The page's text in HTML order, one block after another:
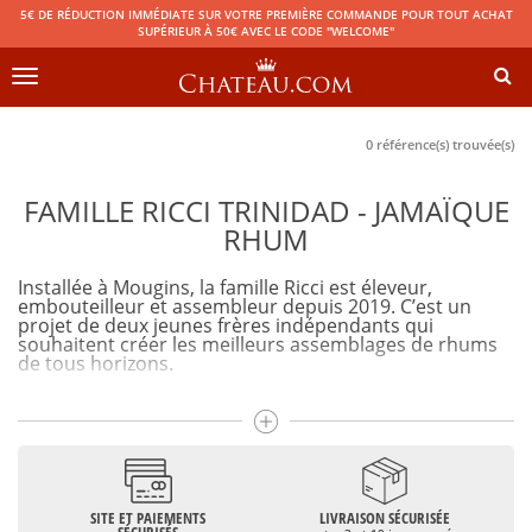
5€ DE RÉDUCTION IMMÉDIATE SUR VOTRE PREMIÈRE COMMANDE POUR TOUT ACHAT
SUPÉRIEUR À 50€ AVEC LE CODE "WELCOME"
Toggle
0 référence(s) trouvée(s)
FAMILLE RICCI TRINIDAD - JAMAÏQUE
RHUM
Installée à Mougins, la famille Ricci est éleveur,
embouteilleur et assembleur depuis 2019. C’est un
projet de deux jeunes frères indépendants qui
souhaitent créer les meilleurs assemblages de rhums
de tous horizons.
Comme de vrais maîtres parfumeurs, les frères Ricci
assemblent différents rhums dans le but de les marier,
complimenter et exprimer leur plus fort potentiel au
final, dans la bouteille.
SITE ET PAIEMENTS LIVRAISON SÉCURISÉE